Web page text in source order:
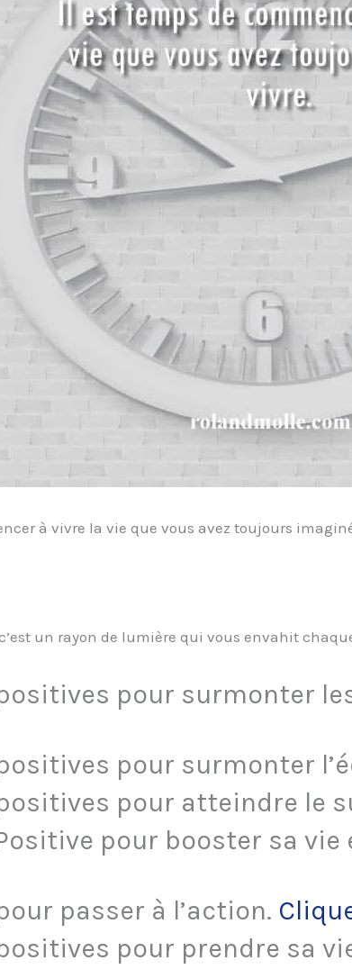
à vivre la vie que vous avez toujours
un rayon de lumière qui vous envahit
pour surmonter
pour surmonter
pour atteindre le
pour booster sa vie
passer à l’action.
pour prendre sa